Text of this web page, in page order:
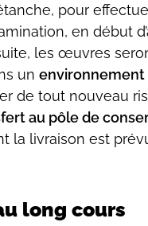
pour
en début
les œuvres
un environnement
de tout nouveau
au pôle de
la livraison est
long cours